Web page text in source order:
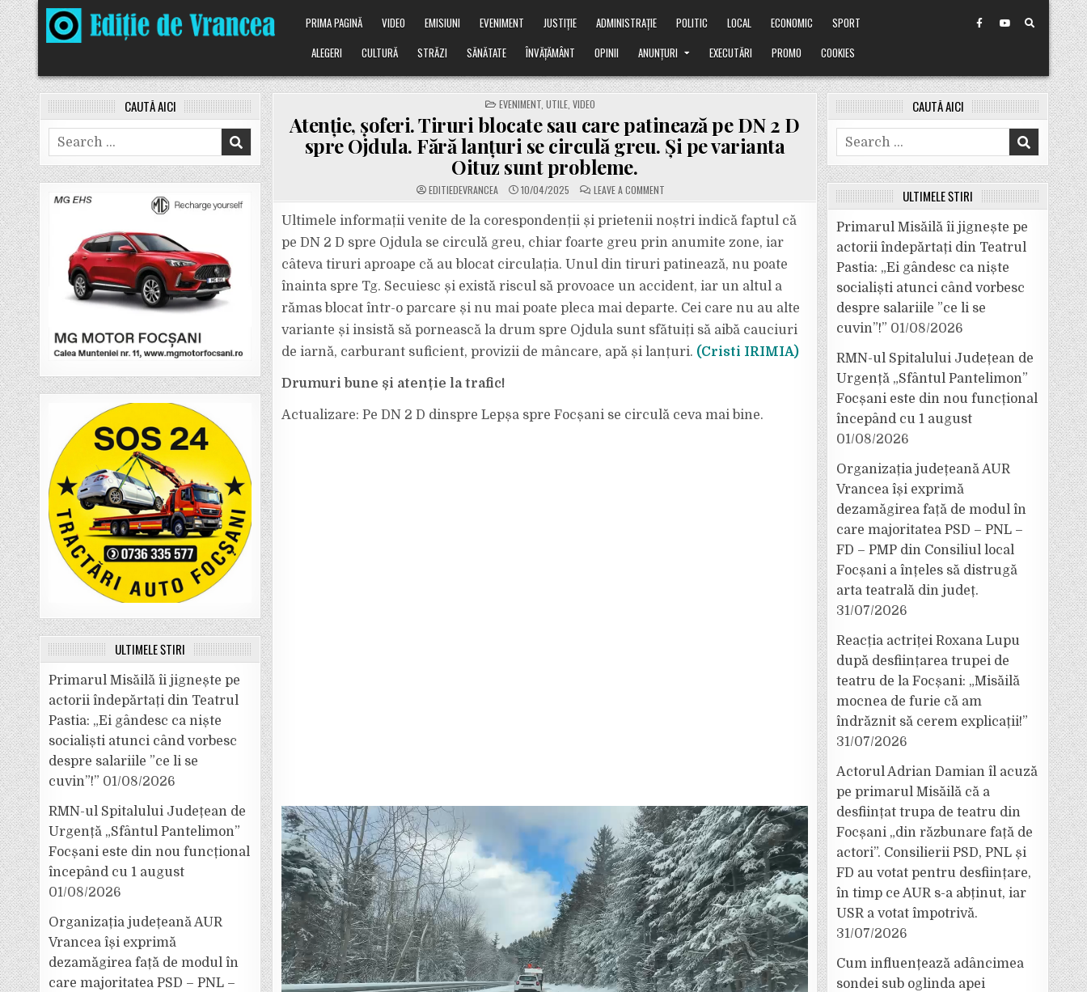
Skip
to
content
PRIMA PAGINĂ VIDEO EMISIUNI EVENIMENT JUSTIȚIE ADMINISTRAȚIE POLITIC LOCAL ECONOMIC
SPORT
ALEGERI
CULTURĂ STRĂZI SĂNĂTATE ÎNVĂȚĂMÂNT OPINII ANUNȚURI EXECUTĂRI PROMO COOKIES
POSTED
IN
EVENIMENT ,UTILE ,VIDEO
Atenție, șoferi. Tiruri blocate sau care patinează pe DN 2 D
spre Ojdula. Fără lanțuri se circulă greu. Și pe varianta
Oituz sunt probleme.
EDITIEDEVRANCEA 10/04/2025 LEAVE A COMMENTON
ATENȚIE,
TIRURI
BLOCATE
SAU
CARE
PATINEAZĂ
PE
2
SPRE
OJDULA.
FĂRĂ
LANȚURI
SE
CIRCULĂ
GREU.
SUNT
PROBLEME.
Ultimele informații venite de la corespondenții și prietenii noștri indică faptul că
pe DN 2 D spre Ojdula se circulă greu, chiar foarte greu prin anumite zone, iar
câteva tiruri aproape că au blocat circulația. Unul din tiruri patinează, nu poate
înainta spre Tg. Secuiesc și există riscul să provoace un accident, iar un altul a
rămas blocat într-o parcare și nu mai poate pleca mai departe. Cei care nu au alte
variante și insistă să pornească la drum spre Ojdula sunt sfătuiți să aibă cauciuri
de iarnă, carburant suficient, provizii de mâncare, apă și lanțuri. (Cristi IRIMIA)
Drumuri bune și atenție la trafic!
Actualizare: Pe DN 2 D dinspre Lepșa spre Focșani se circulă ceva mai bine.
CAUTĂ AICI
Search
for:
ULTIMELE ȘTIRI
Primarul Misăilă îi jignește pe
actorii îndepărtați din Teatrul
Pastia: „Ei gândesc ca niște
socialiști atunci când vorbesc
despre salariile ”ce li se
cuvin”!” 01/08/2026
RMN-ul Spitalului Județean de
Urgență „Sfântul Pantelimon”
Focșani este din nou funcțional
începând cu 1 august
01/08/2026
Organizația județeană AUR
Vrancea își exprimă
dezamăgirea față de modul în
care majoritatea PSD – PNL –
CAUTĂ AICI
Search
for:
ULTIMELE ȘTIRI
Primarul Misăilă îi jignește pe
actorii îndepărtați din Teatrul
Pastia: „Ei gândesc ca niște
socialiști atunci când vorbesc
despre salariile ”ce li se
cuvin”!” 01/08/2026
RMN-ul Spitalului Județean de
Urgență „Sfântul Pantelimon”
Focșani este din nou funcțional
începând cu 1 august
01/08/2026
Organizația județeană AUR
Vrancea își exprimă
dezamăgirea față de modul în
care majoritatea PSD – PNL –
FD – PMP din Consiliul local
Focșani a înțeles să distrugă
arta teatrală din județ.
31/07/2026
Reacția actriței Roxana Lupu
după desființarea trupei de
teatru de la Focșani: „Misăilă
mocnea de furie că am
îndrăznit să cerem explicații!”
31/07/2026
Actorul Adrian Damian îl acuză
pe primarul Misăilă că a
desființat trupa de teatru din
Focșani „din răzbunare față de
actori”. Consilierii PSD, PNL și
FD au votat pentru desființare,
în timp ce AUR s-a abținut, iar
USR a votat împotrivă.
31/07/2026
Cum influențează adâncimea
sondei sub oglinda apei